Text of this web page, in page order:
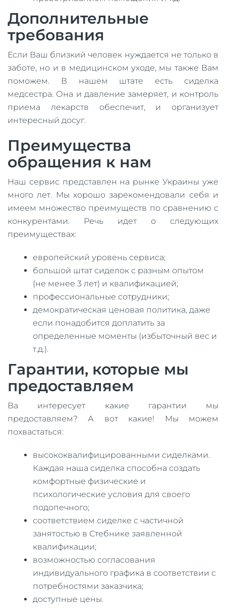
Дополнительные
требования
Если Ваш близкий человек нуждается не только в
заботе, но и в медицинском уходе, мы также Вам
поможем. В нашем штате есть сиделка
медсестра. Она и давление замеряет, и контроль
приема лекарств обеспечит, и организует
интересный досуг.
Преимущества
обращения к нам
Наш сервис представлен на рынке Украины уже
много лет. Мы хорошо зарекомендовали себя и
имеем множество преимуществ по сравнению с
конкурентами. Речь идет о следующих
преимуществах:
европейский уровень сервиса;
большой штат сиделок с разным опытом
(не менее 3 лет) и квалификацией;
профессиональные сотрудники;
демократическая ценовая политика, даже
если понадобится доплатить за
определенные моменты (избыточный вес и
т.д.).
Гарантии, которые мы
предоставляем
Ва интересует какие гарантии мы
предоставляем? А вот какие! Мы можем
похвастаться:
высококвалифицированными сиделками.
Каждая наша сиделка способна создать
комфортные физические и
психологические условия для своего
подопечного;
соответствием сиделке с частичной
занятостью в Стебнике заявленной
квалификации;
возможностью согласования
индивидуального графика в соответствии с
потребностями заказчика;
доступные цены.